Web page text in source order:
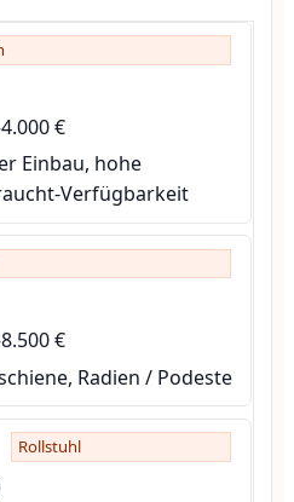
€
Einbau, hohe
Verfügbarkeit
€
Radien / Podeste
Rollstuhl